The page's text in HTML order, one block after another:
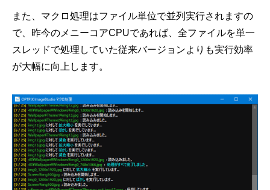
また、マクロ処理はファイル単位で並列実行されますの
で、昨今のメニーコアCPUであれば、全ファイルを単一
スレッドで処理していた従来バージョンよりも実行効率
が大幅に向上します。